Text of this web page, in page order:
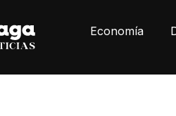
Economía